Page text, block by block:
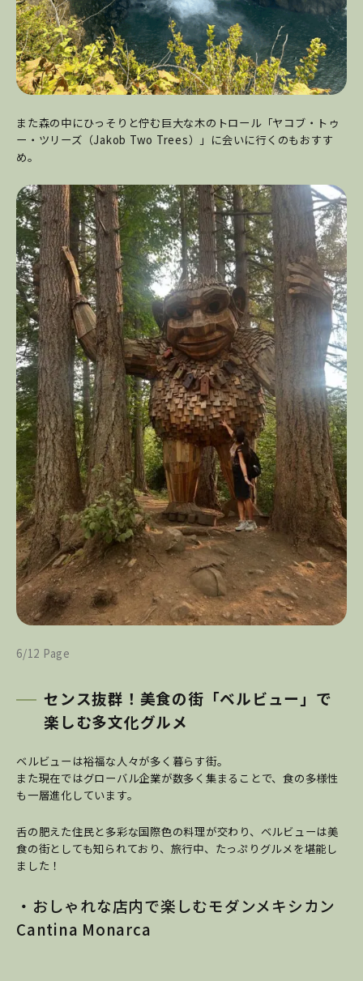
また森の中にひっそりと佇む巨大な木のトロール「ヤコブ・トゥ
ー・ツリーズ（Jakob Two Trees）」に会いに行くのもおすす
め。
6/12 Page
センス抜群！美食の街「ベルビュー」で
楽しむ多文化グルメ
ベルビューは裕福な人々が多く暮らす街。
また現在ではグローバル企業が数多く集まることで、食の多様性
も一層進化しています。
舌の肥えた住民と多彩な国際色の料理が交わり、ベルビューは美
食の街としても知られており、旅行中、たっぷりグルメを堪能し
ました！
・おしゃれな店内で楽しむモダンメキシカン
Cantina Monarca